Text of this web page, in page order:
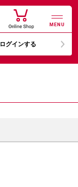
MENU
ログインする